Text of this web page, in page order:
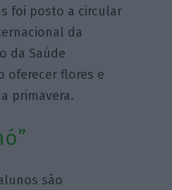
foi posto a circular
da
da Saúde
oferecer flores e
primavera.
são